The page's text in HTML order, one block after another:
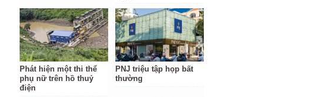
Phát hiện một thi thể
phụ nữ trên hồ thuỷ
điện
PNJ triệu tập họp bất
thường